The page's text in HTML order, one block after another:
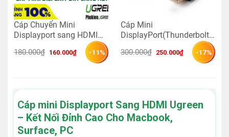
Cáp Chuyển Mini
Displayport sang HDMI
Ugreen 10461 ( Đen)
180.000₫ Giá
160.000₫Giá
hiện
-11%
Cáp Mini
DisplayPort(Thunderbolt)
to HDMI 1.5M Hỗ Trợ
4k*2K Ugreen 20848
300.000₫ Giá
250.000₫Giá
hiện
-17%
Cáp mini Displayport Sang HDMI Ugreen
– Kết Nối Đỉnh Cao Cho Macbook,
Surface, PC